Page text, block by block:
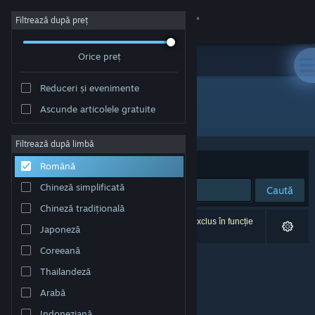
Conectează-te
Despre
Asistență
Schimbă limba
Vezi site în versiunea pentru desktop
Filtrează după preț
Orice preț
Reduceri și evenimente
Ascunde articolele gratuite
Filtrează după limbă
Română
Chineză simplificată
Chineză tradițională
Japoneză
Coreeană
Thailandeză
Arabă
Dezvoltator: Gereon Bartel
Sortează după
Caută
0 rezultate corespund căutării tale. 1 titlu a fost exclus în funcție
de preferințele tale.